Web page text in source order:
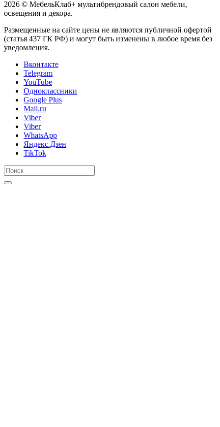
2026 © МебельКлаб+ мультибрендовый салон мебели,
освещения и декора.
Размещенные на сайте цены не являются публичной офертой
(статья 437 ГК РФ) и могут быть изменены в любое время без
уведомления.
Вконтакте
Telegram
YouTube
Одноклассники
Google Plus
Mail.ru
Viber
Viber
WhatsApp
Яндекс.Дзен
TikTok